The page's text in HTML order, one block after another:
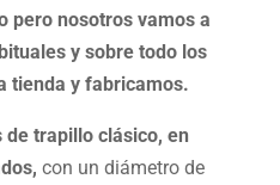
pero nosotros vamos a
y sobre todo los
tienda y fabricamos.
de trapillo clásico, en
con un diámetro de